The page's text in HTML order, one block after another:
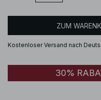
ZUM
Kostenloser Versand nach
30%